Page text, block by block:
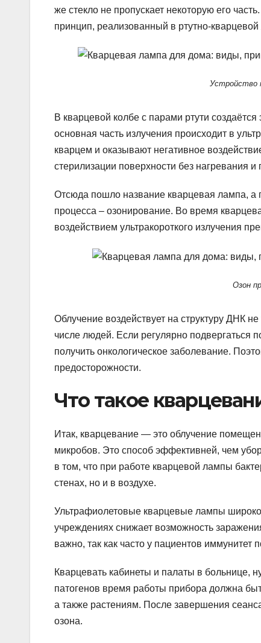
же стекло не пропускает некоторую его
принцип, реализованный в ртутно-
Устройство
В кварцевой колбе с парами ртути
основная часть излучения происходит в
кварцем и оказывают негативное
стерилизации поверхности без
Отсюда пошло название кварцевая лампа, а
процесса – озонирование. Во время
воздействием ультракороткого излучения
Озон
Облучение воздействует на структуру ДНК
числе людей. Если регулярно подвергаться
получить онкологическое заболевание.
предосторожности.
Что такое
Итак, кварцевание — это облучение
микробов. Это способ эффективней, чем
в том, что при работе кварцевой лампы
стенах, но и в воздухе.
Ультрафиолетовые кварцевые лампы
учреждениях снижает возможность
важно, так как часто у пациентов иммунитет
Кварцевать кабинеты и палаты в больнице,
патогенов время работы прибора должна
а также растениям. После завершения
озона.